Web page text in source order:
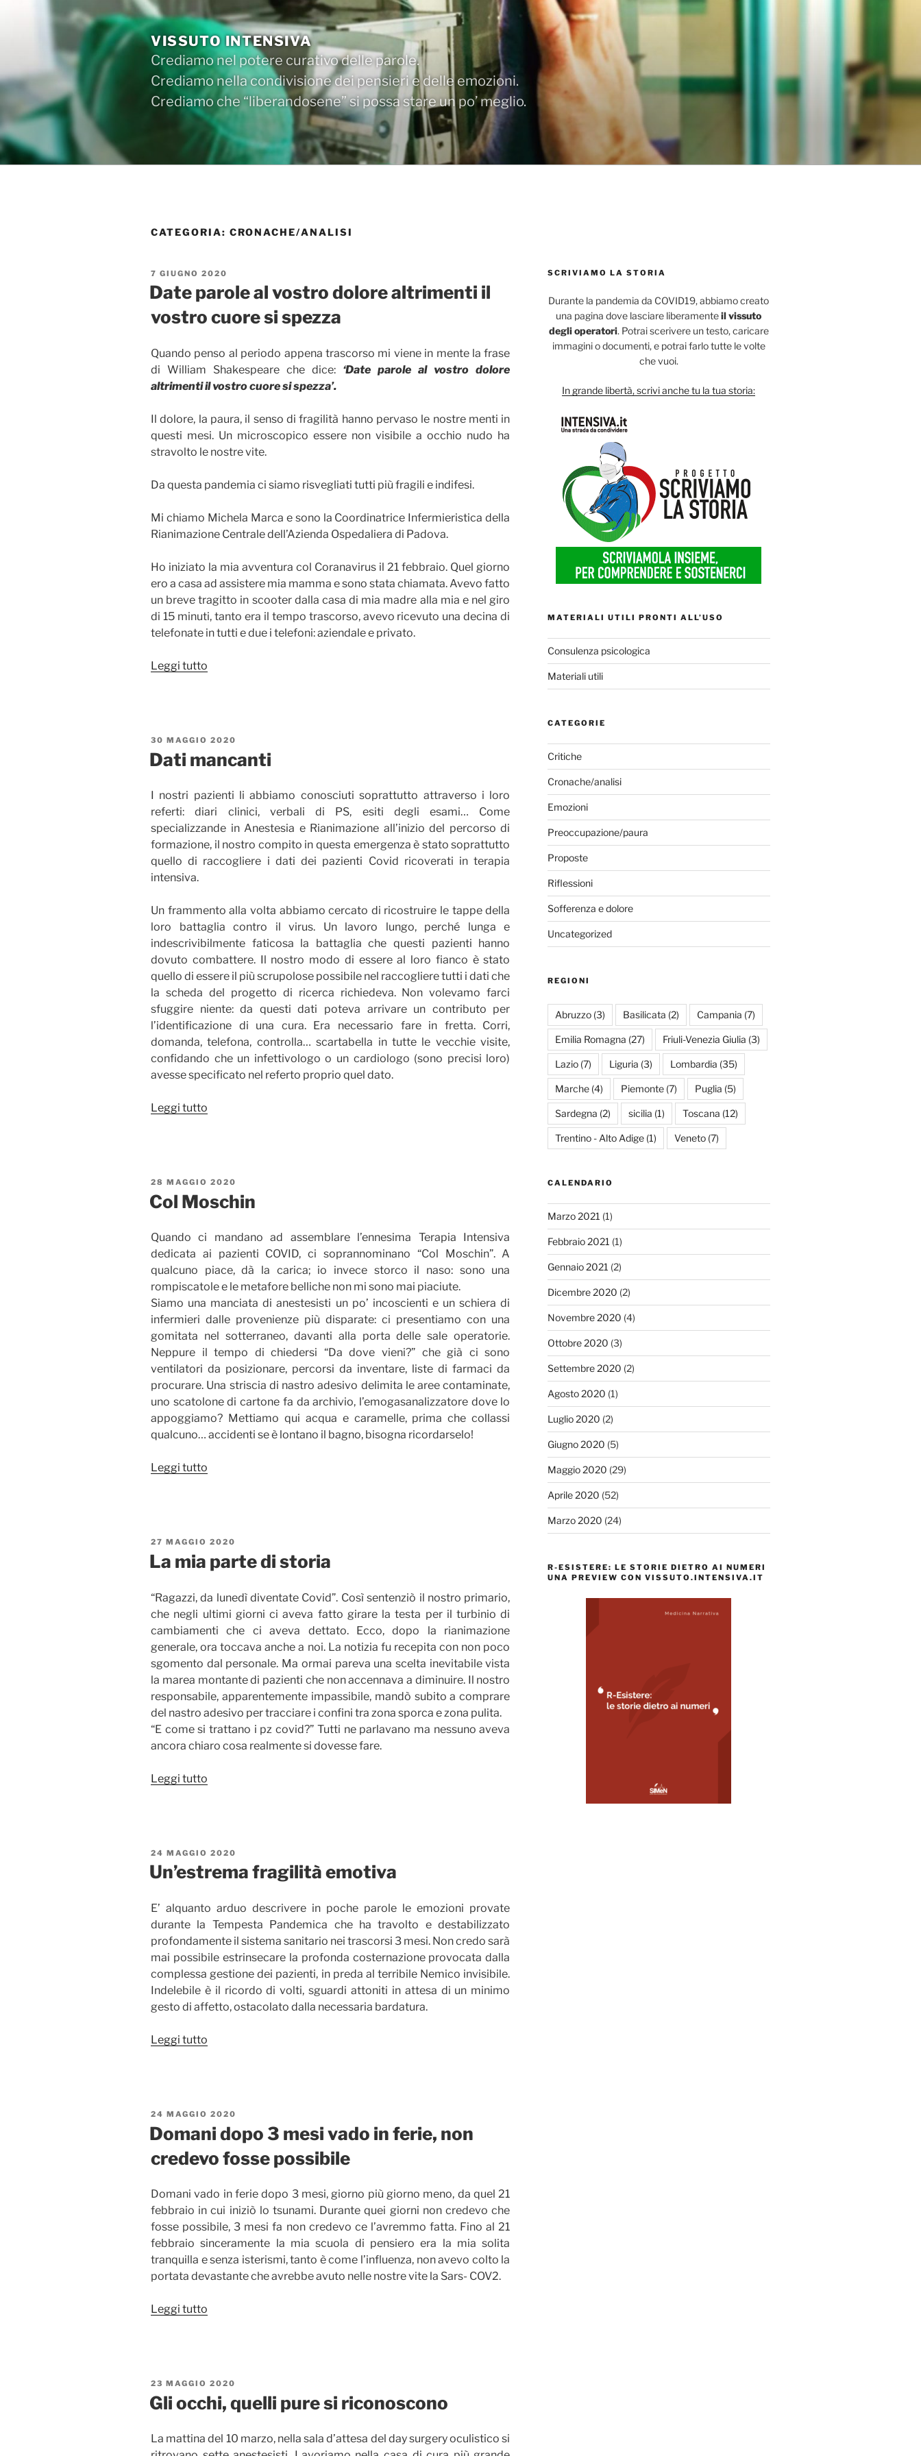
VISSUTO INTENSIVA
Crediamo nel potere curativo delle parole.
Crediamo nella condivisione dei pensieri e delle emozioni.
Crediamo che “liberandosene” si possa stare un po’ meglio.
CATEGORIA: CRONACHE/ANALISI
PUBBLICATO
IL
7 GIUGNO 2020
Date parole al vostro dolore altrimenti il
vostro cuore si spezza
Quando penso al periodo appena trascorso mi viene in mente la frase
di William Shakespeare che dice: ‘Date parole al vostro dolore
altrimenti il vostro cuore si spezza’.
Il dolore, la paura, il senso di fragilità hanno pervaso le nostre menti in
questi mesi. Un microscopico essere non visibile a occhio nudo ha
stravolto le nostre vite.
Da questa pandemia ci siamo risvegliati tutti più fragili e indifesi.
Mi chiamo Michela Marca e sono la Coordinatrice Infermieristica della
Rianimazione Centrale dell’Azienda Ospedaliera di Padova.
Ho iniziato la mia avventura col Coranavirus il 21 febbraio. Quel giorno
ero a casa ad assistere mia mamma e sono stata chiamata. Avevo fatto
un breve tragitto in scooter dalla casa di mia madre alla mia e nel giro
di 15 minuti, tanto era il tempo trascorso, avevo ricevuto una decina di
telefonate in tutti e due i telefoni: aziendale e privato.
Leggi tutto
altrimenti
il
cuore
si
spezza”
PUBBLICATO
30 MAGGIO 2020
Dati mancanti
I nostri pazienti li abbiamo conosciuti soprattutto attraverso i loro
referti: diari clinici, verbali di PS, esiti degli esami… Come
specializzande in Anestesia e Rianimazione all’inizio del percorso di
formazione, il nostro compito in questa emergenza è stato soprattutto
quello di raccogliere i dati dei pazienti Covid ricoverati in terapia
intensiva.
Un frammento alla volta abbiamo cercato di ricostruire le tappe della
loro battaglia contro il virus. Un lavoro lungo, perché lunga e
indescrivibilmente faticosa la battaglia che questi pazienti hanno
dovuto combattere. Il nostro modo di essere al loro fianco è stato
quello di essere il più scrupolose possibile nel raccogliere tutti i dati che
la scheda del progetto di ricerca richiedeva. Non volevamo farci
sfuggire niente: da questi dati poteva arrivare un contributo per
l’identificazione di una cura. Era necessario fare in fretta. Corri,
domanda, telefona, controlla… scartabella in tutte le vecchie visite,
confidando che un infettivologo o un cardiologo (sono precisi loro)
avesse specificato nel referto proprio quel dato.
Leggi tutto
PUBBLICATO
IL
28 MAGGIO 2020
Col Moschin
Quando ci mandano ad assemblare l’ennesima Terapia Intensiva
dedicata ai pazienti COVID, ci soprannominano “Col Moschin”. A
qualcuno piace, dà la carica; io invece storco il naso: sono una
rompiscatole e le metafore belliche non mi sono mai piaciute.
Siamo una manciata di anestesisti un po’ incoscienti e un schiera di
infermieri dalle provenienze più disparate: ci presentiamo con una
gomitata nel sotterraneo, davanti alla porta delle sale operatorie.
Neppure il tempo di chiedersi “Da dove vieni?” che già ci sono
ventilatori da posizionare, percorsi da inventare, liste di farmaci da
procurare. Una striscia di nastro adesivo delimita le aree contaminate,
uno scatolone di cartone fa da archivio, l’emogasanalizzatore dove lo
appoggiamo? Mettiamo qui acqua e caramelle, prima che collassi
qualcuno… accidenti se è lontano il bagno, bisogna ricordarselo!
Leggi tutto
PUBBLICATO
IL
27 MAGGIO 2020
La mia parte di storia
“Ragazzi, da lunedì diventate Covid”. Così sentenziò il nostro primario,
che negli ultimi giorni ci aveva fatto girare la testa per il turbinio di
cambiamenti che ci aveva dettato. Ecco, dopo la rianimazione
generale, ora toccava anche a noi. La notizia fu recepita con non poco
sgomento dal personale. Ma ormai pareva una scelta inevitabile vista
la marea montante di pazienti che non accennava a diminuire. Il nostro
responsabile, apparentemente impassibile, mandò subito a comprare
del nastro adesivo per tracciare i confini tra zona sporca e zona pulita.
“E come si trattano i pz covid?” Tutti ne parlavano ma nessuno aveva
ancora chiaro cosa realmente si dovesse fare.
Leggi tutto
PUBBLICATO
IL
24 MAGGIO 2020
Un’estrema fragilità emotiva
E’ alquanto arduo descrivere in poche parole le emozioni provate
durante la Tempesta Pandemica che ha travolto e destabilizzato
profondamente il sistema sanitario nei trascorsi 3 mesi. Non credo sarà
mai possibile estrinsecare la profonda costernazione provocata dalla
complessa gestione dei pazienti, in preda al terribile Nemico invisibile.
Indelebile è il ricordo di volti, sguardi attoniti in attesa di un minimo
gesto di affetto, ostacolato dalla necessaria bardatura.
Leggi tutto
PUBBLICATO
24 MAGGIO 2020
Domani dopo 3 mesi vado in ferie, non
credevo fosse possibile
Domani vado in ferie dopo 3 mesi, giorno più giorno meno, da quel 21
febbraio in cui iniziò lo tsunami. Durante quei giorni non credevo che
fosse possibile, 3 mesi fa non credevo ce l’avremmo fatta. Fino al 21
febbraio sinceramente la mia scuola di pensiero era la mia solita
tranquilla e senza isterismi, tanto è come l’influenza, non avevo colto la
portata devastante che avrebbe avuto nelle nostre vite la Sars- COV2.
Leggi tutto
in
ferie,
credevo
PUBBLICATO
IL
23 MAGGIO 2020
Gli occhi, quelli pure si riconoscono
La mattina del 10 marzo, nella sala d’attesa del day surgery oculistico si
SCRIVIAMO LA STORIA
Durante la pandemia da COVID19, abbiamo creato
una pagina dove lasciare liberamenteil vissuto
degli operatori. Potrai scerivere un testo, caricare
immagini o documenti, e potrai farlo tutte le volte
che vuoi.
In grande libertà, scrivi anche tu la tua storia:
MATERIALI UTILI PRONTI ALL’USO
Consulenza psicologica
Materiali utili
CATEGORIE
Critiche
Cronache/analisi
Emozioni
Preoccupazione/paura
Proposte
Riflessioni
Sofferenza e dolore
Uncategorized
REGIONI
Abruzzo(3) Basilicata (2) Campania (7)
Emilia Romagna (27) Friuli-Venezia Giulia (3)
Lazio(7) Liguria (3) Lombardia (35)
Marche(4) Piemonte(7) Puglia (5)
Sardegna (2) sicilia (1) Toscana (12)
Trentino - Alto Adige(1) Veneto(7)
CALENDARIO
Marzo 2021 (1)
Febbraio 2021 (1)
Gennaio 2021 (2)
Dicembre 2020 (2)
Novembre 2020 (4)
Ottobre 2020 (3)
Settembre 2020 (2)
Agosto 2020 (1)
Luglio 2020 (2)
Giugno 2020 (5)
Maggio 2020 (29)
Aprile 2020 (52)
Marzo 2020 (24)
R-ESISTERE: LE STORIE DIETRO AI NUMERI
UNA PREVIEW CON VISSUTO.INTENSIVA.IT